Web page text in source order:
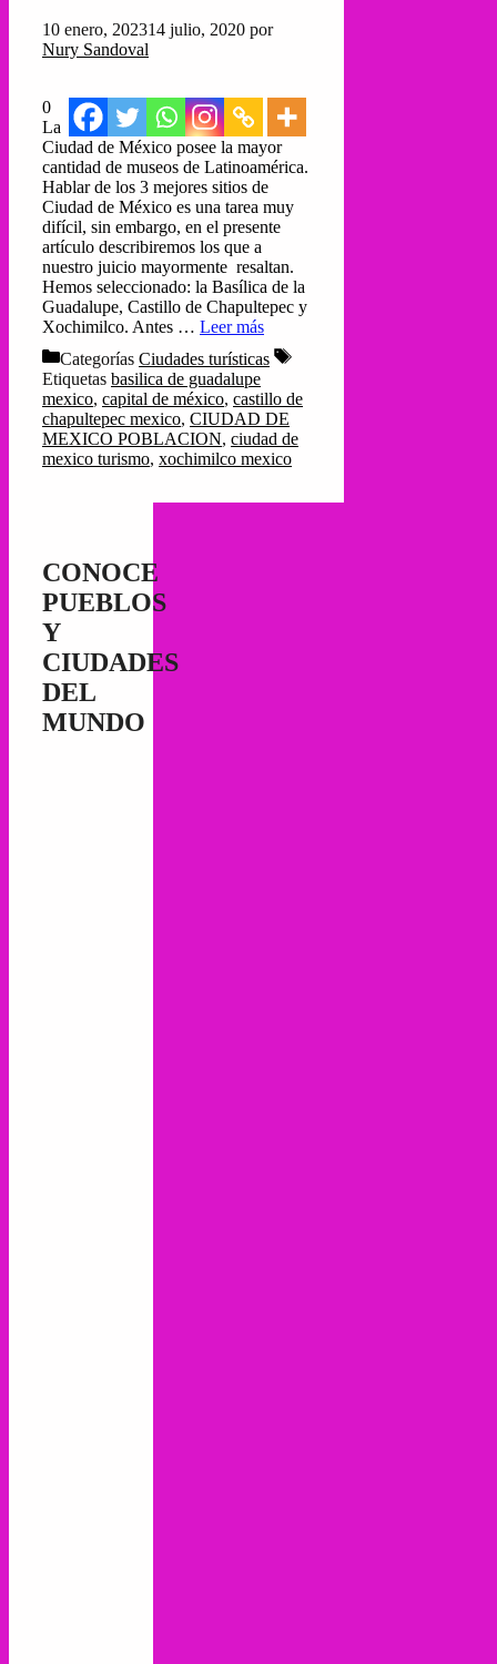
10 enero, 202314 julio, 2020 por
Nury Sandoval
0
La
Ciudad de México posee la mayor
cantidad de museos de Latinoamérica.
Hablar de los 3 mejores sitios de
Ciudad de México es una tarea muy
difícil, sin embargo, en el presente
artículo describiremos los que a
nuestro juicio mayormente resaltan.
Hemos seleccionado: la Basílica de la
Guadalupe, Castillo de Chapultepec y
Xochimilco. Antes … Leer más
Categorías Ciudades turísticas
Etiquetas basilica de guadalupe
mexico, capital de méxico, castillo de
chapultepec mexico, CIUDAD DE
MEXICO POBLACION, ciudad de
mexico turismo, xochimilco mexico
CONOCE
PUEBLOS
Y
CIUDADES
DEL
MUNDO